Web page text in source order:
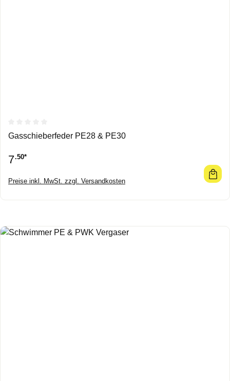
Durchschnittliche Bewertung von 0 von 5 Sternen
Gasschieberfeder PE28 & PE30
7.50*
Preise inkl. MwSt. zzgl. Versandkosten